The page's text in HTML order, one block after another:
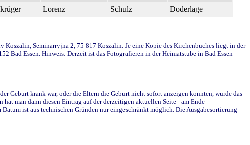
Lorenz Schulz Doderlage
Seminarryjna 2, 75-817 Koszalin. Je eine Kopie des Kirchenbuches liegt in der
Bad Essen. Hinweis: Derzeit ist das Fotografieren in der Heimatstube in Bad Essen
Geburt krank war, oder die Eltern die Geburt nicht sofort anzeigen konnten, wurde das
man dann diesen Eintrag auf der derzeitigen aktuellen Seite - am Ende -
ist aus technischen Gründen nur eingeschränkt möglich. Die Ausgabesortierung